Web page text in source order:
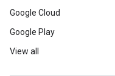
Google Cloud
Google Play
View all